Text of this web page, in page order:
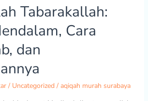
Tabarakallah:
Cara
dan
/ Uncategorized / aqiqah murah surabaya